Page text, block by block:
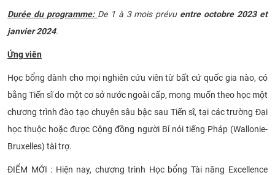
Durée du programme: De 1 à 3 mois prévu entre octobre 2023 et
janvier 2024.
Ứng viên
Học bổng dành cho mọi nghiên cứu viên từ bất cứ quốc gia nào, có
bằng Tiến sĩ do một cơ sở nước ngoài cấp, mong muốn theo học một
chương trình đào tạo chuyên sâu bậc sau Tiến sĩ, tại các trường Đại
học thuộc hoặc được Cộng đồng người Bỉ nói tiếng Pháp (Wallonie-
Bruxelles) tài trợ.
ĐIỂM MỚI : Hiện nay, chương trình Học bổng Tài năng Excellence